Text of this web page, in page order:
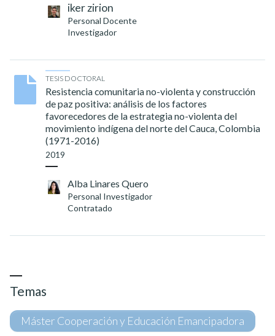
iker zirion
Personal Docente
Investigador
TESIS DOCTORAL
Resistencia comunitaria no-violenta y construcción
de paz positiva: análisis de los factores
favorecedores de la estrategia no-violenta del
movimiento indígena del norte del Cauca, Colombia
(1971-2016)
2019
Alba Linares Quero
Personal Investigador
Contratado
Temas
Máster Cooperación y Educación Emancipadora